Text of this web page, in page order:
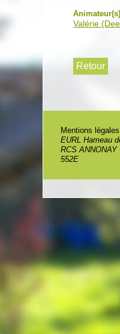
Valérie
Mentions légales
EURL Hameau
RCS ANNONAY
552E